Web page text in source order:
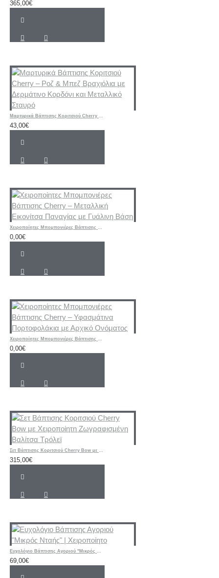
365,00€
43,00€
0,00€
0,00€
315,00€
69,00€